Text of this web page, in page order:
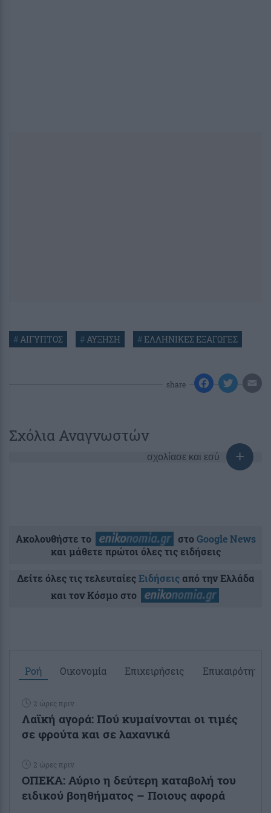
#ΑΙΓΥΠΤΟΣ #ΑΥΞΗΣΗ #ΕΛΛΗΝΙΚΕΣ ΕΞΑΓΩΓΕΣ
share
Σχόλια Αναγνωστών
σχολίασε και εσύ
Ακολουθήστε το στοGoogle News
και μάθετε πρώτοι όλες τις ειδήσεις
Δείτε όλες τις τελευταίεςΕιδήσειςαπό την Ελλάδα
και τον Κόσμο στο
Ροή Οικονομία Επιχειρήσεις Επικαιρότητα
2 ώρες πριν
Λαϊκή αγορά: Πού κυμαίνονται οι τιμές
σε φρούτα και σε λαχανικά
2 ώρες πριν
ΟΠΕΚΑ: Αύριο η δεύτερη καταβολή του
ειδικού βοηθήματος – Ποιους αφορά